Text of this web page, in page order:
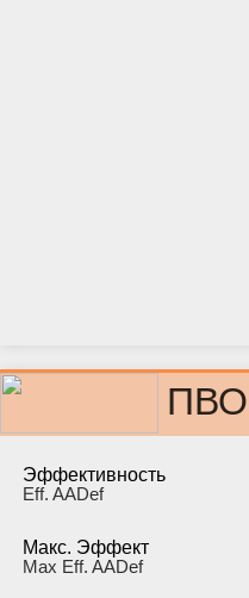
ПВО
Эффективность
Eff. AADef
Макс. Эффект
Max Eff. AADef